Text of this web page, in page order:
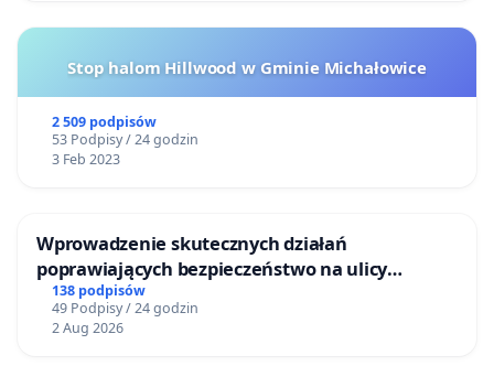
Stop halom Hillwood w Gminie Michałowice
2 509 podpisów
53 Podpisy / 24 godzin
3 Feb 2023
Wprowadzenie skutecznych działań
poprawiających bezpieczeństwo na ulicy
Żeromskiego w Otwocku
138 podpisów
49 Podpisy / 24 godzin
2 Aug 2026